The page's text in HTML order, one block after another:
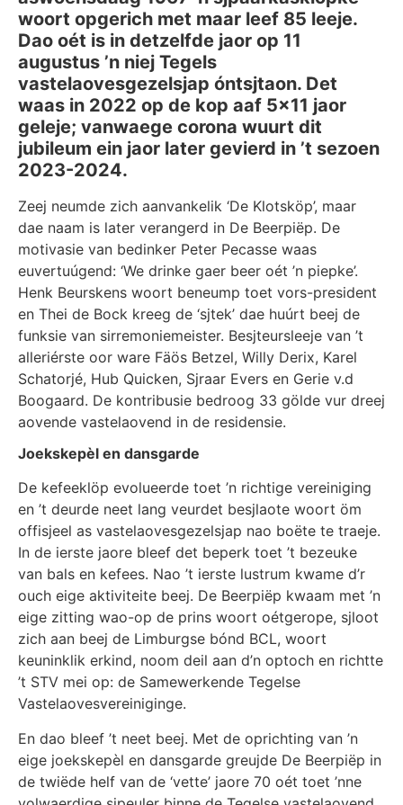
woort opgerich met maar leef 85 leeje.
Dao oét is in detzelfde jaor op 11
augustus ’n niej Tegels
vastelaovesgezelsjap óntsjtaon. Det
waas in 2022 op de kop aaf 5×11 jaor
geleje; vanwaege corona wuurt dit
jubileum ein jaor later gevierd in ’t sezoen
2023-2024.
Zeej neumde zich aanvankelik ‘De Klotsköp’, maar
dae naam is later verangerd in De Beerpiëp. De
motivasie van bedinker Peter Pecasse waas
euvertuúgend: ‘We drinke gaer beer oét ’n piepke’.
Henk Beurskens woort beneump toet vors-president
en Thei de Bock kreeg de ‘sjtek’ dae huúrt beej de
funksie van sirremoniemeister. Besjteursleeje van ’t
alleriérste oor ware Fäös Betzel, Willy Derix, Karel
Schatorjé, Hub Quicken, Sjraar Evers en Gerie v.d
Boogaard. De kontribusie bedroog 33 gölde vur dreej
aovende vastelaovend in de residensie.
Joekskepèl en dansgarde
De kefeeklöp evolueerde toet ’n richtige vereiniging
en ’t deurde neet lang veurdet besjlaote woort öm
offisjeel as vastelaovesgezelsjap nao boëte te traeje.
In de ierste jaore bleef det beperk toet ’t bezeuke
van bals en kefees. Nao ’t ierste lustrum kwame d’r
ouch eige aktiviteite beej. De Beerpiëp kwaam met ’n
eige zitting wao-op de prins woort oétgerope, sjloot
zich aan beej de Limburgse bónd BCL, woort
keuninklik erkind, noom deil aan d’n optoch en richtte
’t STV mei op: de Samewerkende Tegelse
Vastelaovesvereiniginge.
En dao bleef ’t neet beej. Met de oprichting van ’n
eige joekskepèl en dansgarde greujde De Beerpiëp in
de twiëde helf van de ‘vette’ jaore 70 oét toet ’nne